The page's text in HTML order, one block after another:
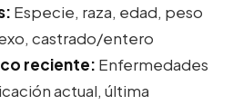
Especie, raza, edad, peso
castrado/entero
reciente: Enfermedades
actual, última